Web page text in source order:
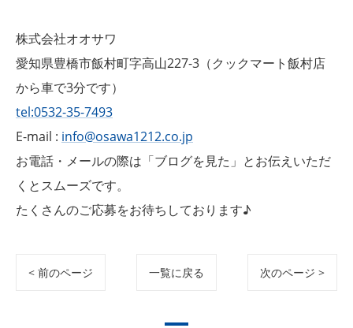
株式会社オオサワ
愛知県豊橋市飯村町字高山227-3（クックマート飯村店
から車で3分です）
tel:0532-35-7493
E-mail : info@osawa1212.co.jp
お電話・メールの際は「ブログを見た」とお伝えいただ
くとスムーズです。
たくさんのご応募をお待ちしております♪
< 前のページ 一覧に戻る 次のページ >